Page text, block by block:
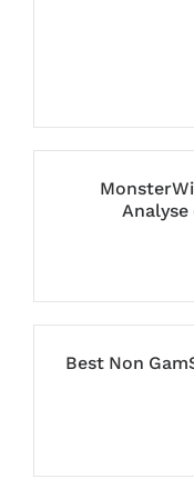
Best Non